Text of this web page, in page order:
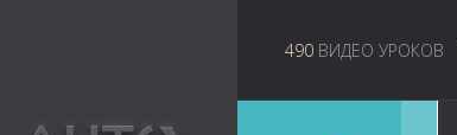
490 ВИДЕО УРОКОВ